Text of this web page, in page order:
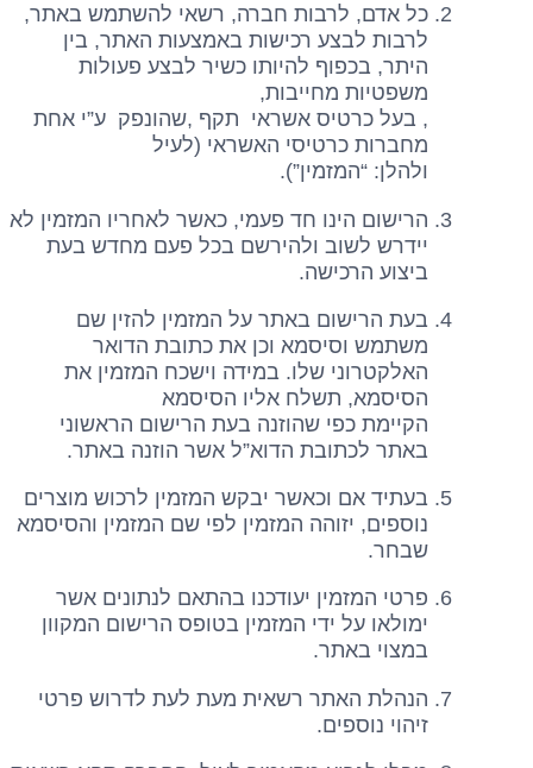
כל אדם, לרבות חברה, רשאי להשתמש באתר,
לרבות לבצע רכישות באמצעות האתר, בין
היתר, בכפוף להיותו כשיר לבצע פעולות
משפטיות מחייבות,
, בעל כרטיס אשראי תקף ,שהונפק ע”י אחת
מחברות כרטיסי האשראי (לעיל
ולהלן: “המזמין”).
הרישום הינו חד פעמי, כאשר לאחריו המזמין לא
יידרש לשוב ולהירשם בכל פעם מחדש בעת
ביצוע הרכישה.
בעת הרישום באתר על המזמין להזין שם
משתמש וסיסמא וכן את כתובת הדואר
האלקטרוני שלו. במידה וישכח המזמין את
הסיסמא, תשלח אליו הסיסמא
הקיימת כפי שהוזנה בעת הרישום הראשוני
באתר לכתובת הדוא”ל אשר הוזנה באתר.
בעתיד אם וכאשר יבקש המזמין לרכוש מוצרים
נוספים, יזוהה המזמין לפי שם המזמין והסיסמא
שבחר.
פרטי המזמין יעודכנו בהתאם לנתונים אשר
ימולאו על ידי המזמין בטופס הרישום המקוון
במצוי באתר.
הנהלת האתר רשאית מעת לעת לדרוש פרטי
זיהוי נוספים.